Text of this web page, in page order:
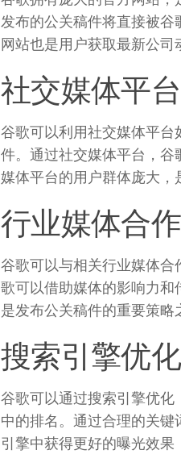
发布的公关稿件将直接被
网站也是用户获取最新公司
社交媒体平台
谷歌可以利用社交媒体平台
件。通过社交媒体平台，
媒体平台的用户群体庞大，
行业媒体合作
谷歌可以与相关行业媒体
歌可以借助媒体的影响力
是发布公关稿件的重要策略
搜索引擎优化
谷歌可以通过搜索引擎优
中的排名。通过合理的关
引擎中获得更好的曝光效果